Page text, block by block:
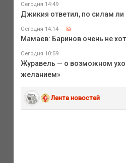
Сегодня 14:49
Джикия ответил, по силам ли
Сегодня 14:14
Мамаев: Баринов очень не
Сегодня 10:59
Журавель — о возможном
желанием»
Лента новостей